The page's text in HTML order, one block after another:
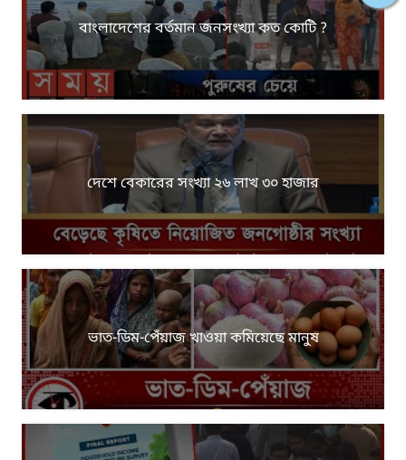
বাংলাদেশের বর্তমান জনসংখ্যা কত কোটি ?
দেশে বেকারের সংখ্যা ২৬ লাখ ৩০ হাজার
ভাত-ডিম-পেঁয়াজ খাওয়া কমিয়েছে মানুষ